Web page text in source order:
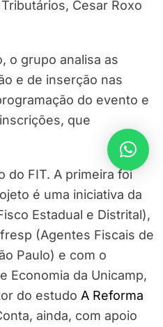
Cesar Roxo
o grupo analisa as
e de inserção nas
do evento e
que
do FIT. A primeira foi
é uma iniciativa da
Estadual e Distrital),
(Agentes Fiscais de
Paulo) e com o
Economia da Unicamp,
do estudo A Reforma
ainda, com apoio